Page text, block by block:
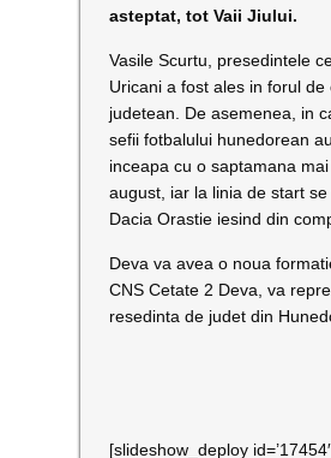
asteptat, tot Vaii Jiului.
Vasile Scurtu, presedintele
Uricani a fost ales in forul
judetean. De asemenea, in
sefii fotbalului hunedorean
inceapa cu o saptamana
august, iar la linia de start
Dacia Orastie iesind din
Deva va avea o noua
CNS Cetate 2 Deva, va
resedinta de judet din
[slideshow_deploy